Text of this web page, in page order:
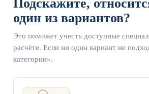
Подскажите,
один из вариантов?
Это поможет учесть доступные
расчёте. Если ни один вариант не
категории».